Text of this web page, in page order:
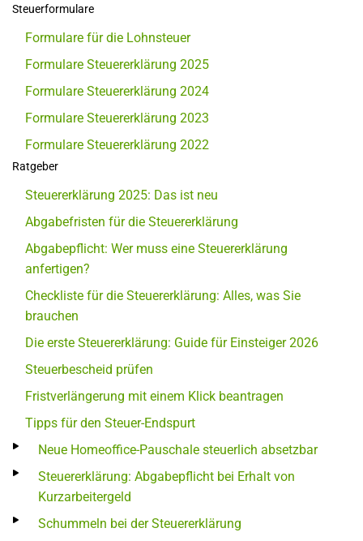
Steuerformulare
Formulare für die Lohnsteuer
Formulare Steuererklärung 2025
Formulare Steuererklärung 2024
Formulare Steuererklärung 2023
Formulare Steuererklärung 2022
Ratgeber
Steuererklärung 2025: Das ist neu
Abgabefristen für die Steuererklärung
Abgabepflicht: Wer muss eine Steuererklärung
anfertigen?
Checkliste für die Steuererklärung: Alles, was Sie
brauchen
Die erste Steuererklärung: Guide für Einsteiger 2026
Steuerbescheid prüfen
Fristverlängerung mit einem Klick beantragen
Tipps für den Steuer-Endspurt
Neue Homeoffice-Pauschale steuerlich absetzbar
Steuererklärung: Abgabepflicht bei Erhalt von
Kurzarbeitergeld
Schummeln bei der Steuererklärung